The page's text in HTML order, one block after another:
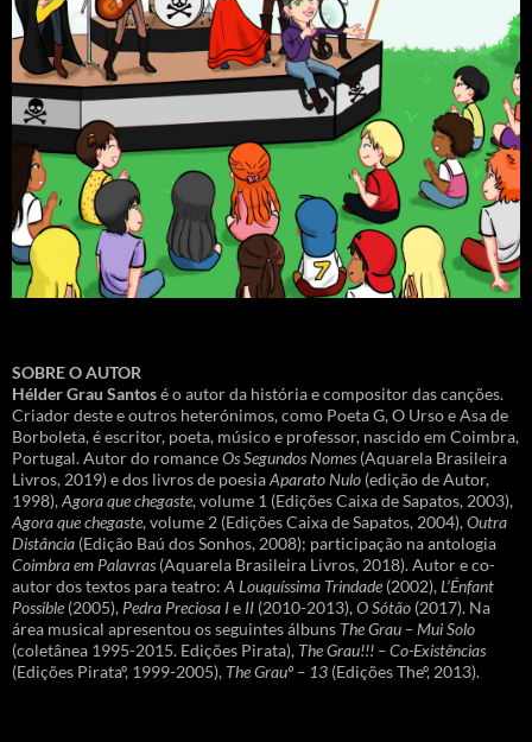
SOBRE O AUTOR
Hélder Grau Santosé o autor da história e compositor das canções.
Criador deste e outros heterónimos, como Poeta G, O Urso e Asa de
Borboleta, é escritor, poeta, músico e professor, nascido em Coimbra,
Portugal. Autor do romanceOs Segundos Nomes (Aquarela Brasileira
Livros, 2019) e dos livros de poesiaAparato Nulo (edição de Autor,
1998),Agora que chegaste, volume 1 (Edições Caixa de Sapatos, 2003),
Agora que chegaste, volume 2 (Edições Caixa de Sapatos, 2004),Outra
Distância (Edição Baú dos Sonhos, 2008); participação na antologia
Coimbra em Palavras (Aquarela Brasileira Livros, 2018). Autor e co-
autor dos textos para teatro: A Louquíssima Trindade (2002),L’Énfant
Possible (2005), Pedra Preciosa Ie II (2010-2013),O Sótão (2017). Na
área musical apresentou os seguintes álbuns The Grau – Mui Solo
(coletânea 1995-2015. Edições Pirata), The Grau!!! – Co-Existências
(Edições Pirataº, 1999-2005), The Grauº – 13 (Edições Theº, 2013).